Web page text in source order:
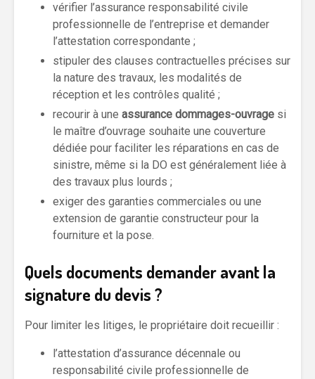
vérifier l’assurance responsabilité civile
professionnelle de l’entreprise et demander
l’attestation correspondante ;
stipuler des clauses contractuelles précises sur
la nature des travaux, les modalités de
réception et les contrôles qualité ;
recourir à une assurance dommages-ouvrage si
le maître d’ouvrage souhaite une couverture
dédiée pour faciliter les réparations en cas de
sinistre, même si la DO est généralement liée à
des travaux plus lourds ;
exiger des garanties commerciales ou une
extension de garantie constructeur pour la
fourniture et la pose.
Quels documents demander avant la
signature du devis ?
Pour limiter les litiges, le propriétaire doit recueillir :
l’attestation d’assurance décennale ou
responsabilité civile professionnelle de